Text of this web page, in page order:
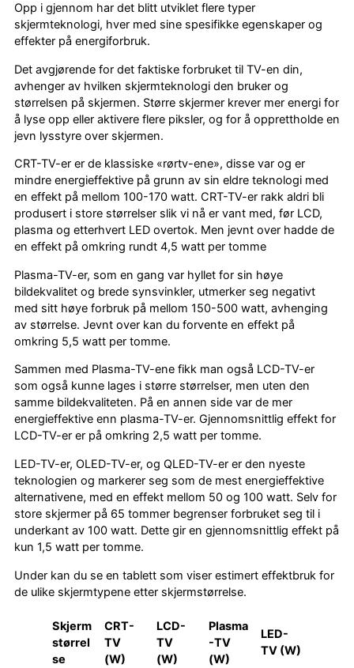
Opp i gjennom har det blitt utviklet flere typer
skjermteknologi, hver med sine spesifikke egenskaper og
effekter på energiforbruk.
Det avgjørende for det faktiske forbruket til TV-en din,
avhenger av hvilken skjermteknologi den bruker og
størrelsen på skjermen. Større skjermer krever mer energi for
å lyse opp eller aktivere flere piksler, og for å opprettholde en
jevn lysstyre over skjermen.
CRT-TV-er er de klassiske «rørtv-ene», disse var og er
mindre energieffektive på grunn av sin eldre teknologi med
en effekt på mellom 100-170 watt. CRT-TV-er rakk aldri bli
produsert i store størrelser slik vi nå er vant med, før LCD,
plasma og etterhvert LED overtok. Men jevnt over hadde de
en effekt på omkring rundt 4,5 watt per tomme
Plasma-TV-er, som en gang var hyllet for sin høye
bildekvalitet og brede synsvinkler, utmerker seg negativt
med sitt høye forbruk på mellom 150-500 watt, avhenging
av størrelse. Jevnt over kan du forvente en effekt på
omkring 5,5 watt per tomme.
Sammen med Plasma-TV-ene fikk man også LCD-TV-er
som også kunne lages i større størrelser, men uten den
samme bildekvaliteten. På en annen side var de mer
energieffektive enn plasma-TV-er. Gjennomsnittlig effekt for
LCD-TV-er er på omkring 2,5 watt per tomme.
LED-TV-er, OLED-TV-er, og QLED-TV-er er den nyeste
teknologien og markerer seg som de mest energieffektive
alternativene, med en effekt mellom 50 og 100 watt. Selv for
store skjermer på 65 tommer begrenser forbruket seg til i
underkant av 100 watt. Dette gir en gjennomsnittlig effekt på
kun 1,5 watt per tomme.
Under kan du se en tablett som viser estimert effektbruk for
de ulike skjermtypene etter skjermstørrelse.
Skjerm
størrel
se
CRT-
TV
(W)
LCD-
TV
(W)
Plasma
-TV
(W)
LED-
TV (W)